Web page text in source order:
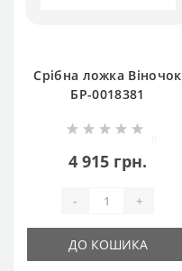
Срібна ложка Віночок
БР-0018381
4 915 грн.
- +
ДО КОШИКА